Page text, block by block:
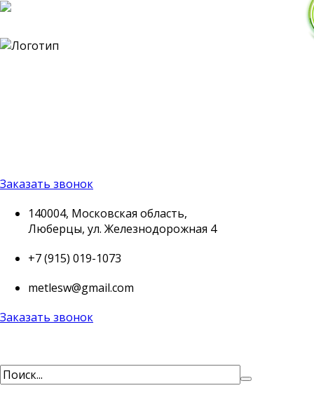
Заказать звонок
140004, Московская область,
Люберцы, ул. Железнодорожная 4
+7 (915) 019-1073
metlesw@gmail.com
Заказать звонок